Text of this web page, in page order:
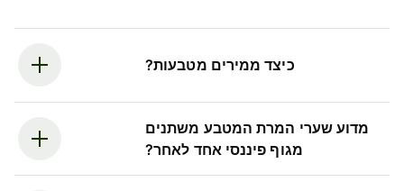
כיצד ממירים מטבעות?
מדוע שערי המרת המטבע משתנים
מגוף פיננסי אחד לאחר?